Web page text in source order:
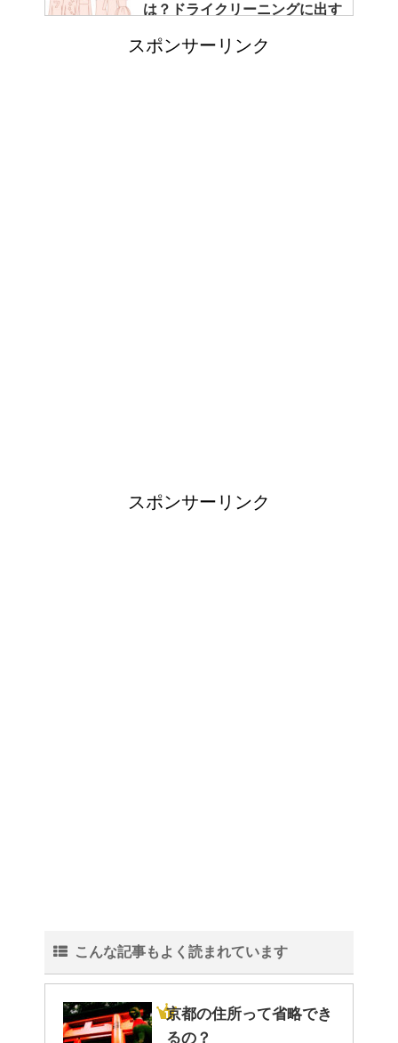
は？ドライクリーニングに出す
色々な作業に音楽を聴いて集中
する方法！
スポンサーリンク
スポンサーリンク
こんな記事もよく読まれています
京都の住所って省略でき
るの？